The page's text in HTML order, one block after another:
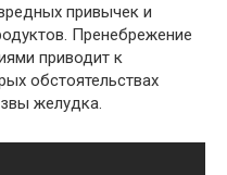
привычек и
Пренебрежение
приводит к
обстоятельствах
желудка.